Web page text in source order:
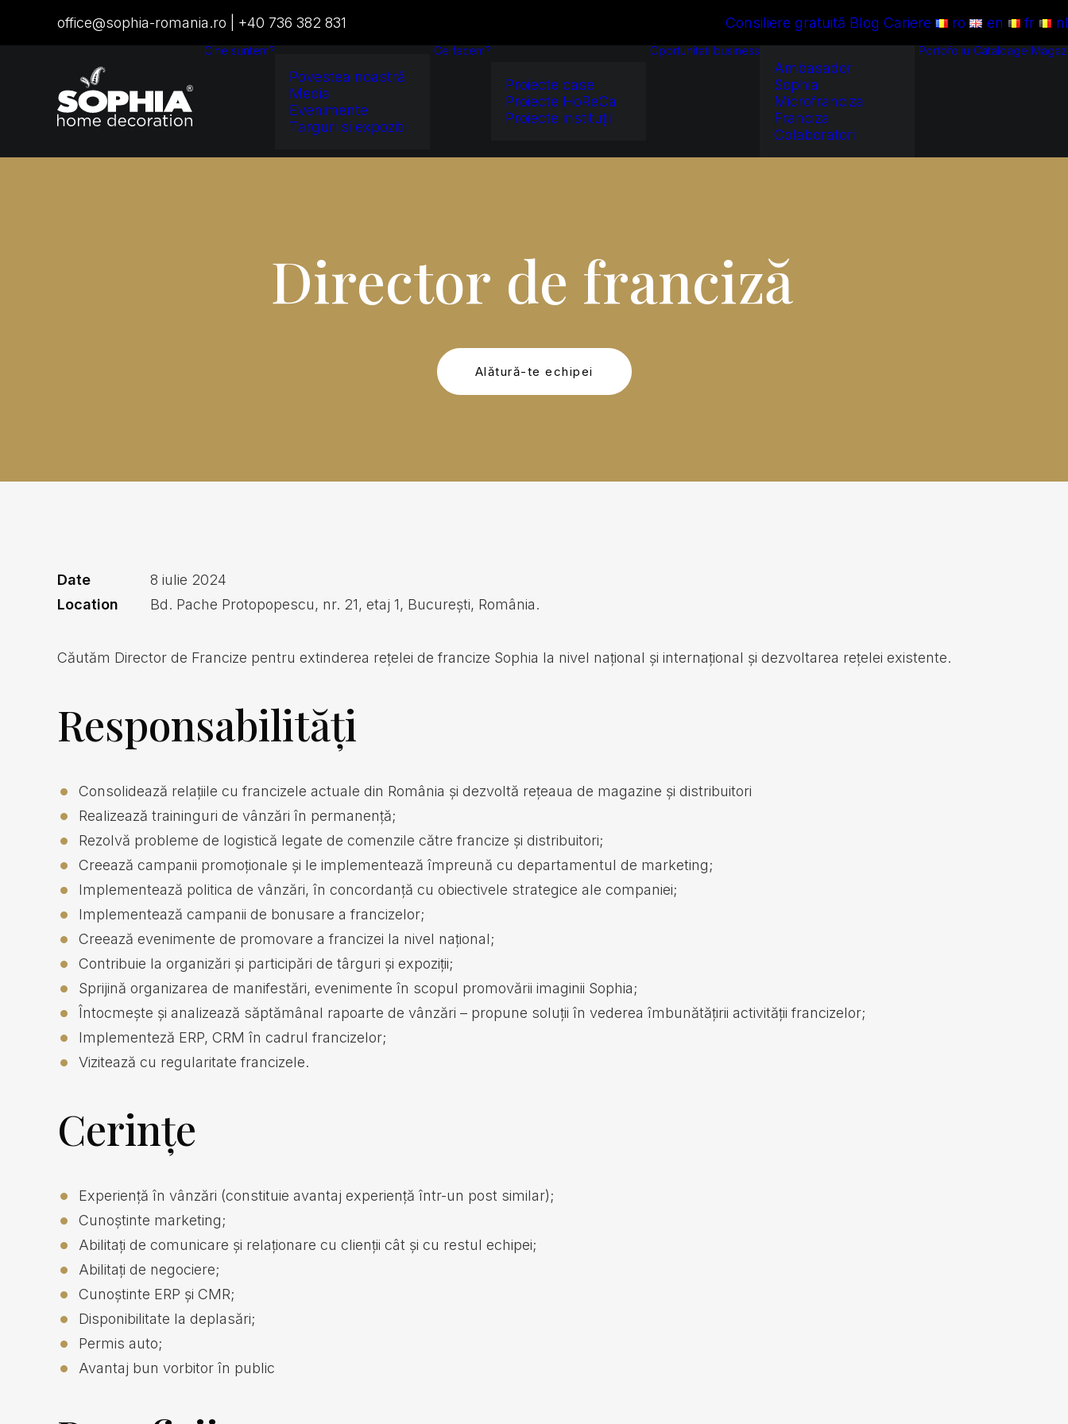
office@sophia-romania.ro +40 736 382 831 Consiliere gratuită Blog Cariere ro en fr nl
Cine suntem?
Povestea noastră
Media
Evenimente
Targuri si expozitii
Ce facem?
Proiecte case
Proiecte HoReCa
Proiecte instituții
Oportunitati business
Ambasador
Sophia
Microfranciza
Franciza
Colaboratori
Portofoliu Cataloage
Director de franciză
Alătură-te echipei
Date
8 iulie 2024
Location
Bd. Pache Protopopescu, nr. 21, etaj 1, București, România.
Căutăm Director de Francize pentru extinderea rețelei de francize Sophia la nivel național și internațional și dezvoltarea rețelei existente.
Responsabilități
Consolidează relațiile cu francizele actuale din România și dezvoltă rețeaua de magazine și distribuitori
Realizează traininguri de vânzări în permanență;
Rezolvă probleme de logistică legate de comenzile către francize și distribuitori;
Creează campanii promoționale și le implementează împreună cu departamentul de marketing;
Implementează politica de vânzări, în concordanță cu obiectivele strategice ale companiei;
Implementează campanii de bonusare a francizelor;
Creează evenimente de promovare a francizei la nivel național;
Contribuie la organizări și participări de târguri și expoziții;
Sprijină organizarea de manifestări, evenimente în scopul promovării imaginii Sophia;
Întocmește și analizează săptămânal rapoarte de vânzări – propune soluții în vederea îmbunătățirii activității francizelor;
Implementeză ERP, CRM în cadrul francizelor;
Vizitează cu regularitate francizele.
Cerințe
Experiență în vânzări (constituie avantaj experiență într-un post similar);
Cunoștinte marketing;
Abilitați de comunicare și relaționare cu clienții cât și cu restul echipei;
Abilitați de negociere;
Cunoștinte ERP și CMR;
Disponibilitate la deplasări;
Permis auto;
Avantaj bun vorbitor în public